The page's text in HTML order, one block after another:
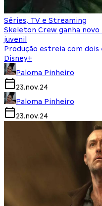
Séries, TV e Streaming
Skeleton Crew ganha
juvenil
Produção estreia com
Disney+
Paloma Pinheiro
23.nov.24
Paloma Pinheiro
23.nov.24